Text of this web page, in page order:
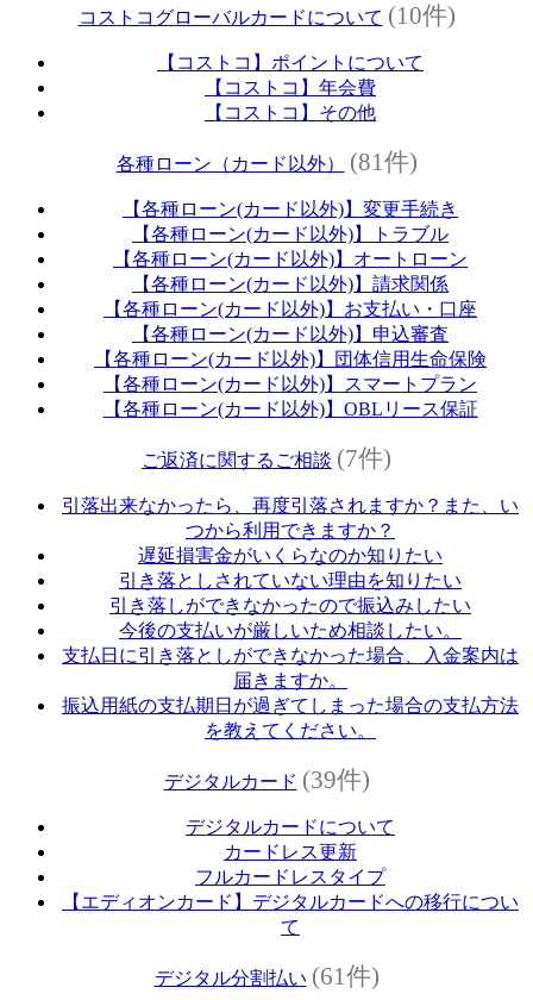
コストコグローバルカードについて (10件)
【コストコ】ポイントについて
【コストコ】年会費
【コストコ】その他
各種ローン（カード以外） (81件)
【各種ローン(カード以外)】変更手続き
【各種ローン(カード以外)】トラブル
【各種ローン(カード以外)】オートローン
【各種ローン(カード以外)】請求関係
【各種ローン(カード以外)】お支払い・口座
【各種ローン(カード以外)】申込審査
【各種ローン(カード以外)】団体信用生命保険
【各種ローン(カード以外)】スマートプラン
【各種ローン(カード以外)】OBLリース保証
ご返済に関するご相談 (7件)
引落出来なかったら、再度引落されますか？また、い
つから利用できますか？
遅延損害金がいくらなのか知りたい
引き落としされていない理由を知りたい
引き落しができなかったので振込みしたい
今後の支払いが厳しいため相談したい。
支払日に引き落としができなかった場合、入金案内は
届きますか。
振込用紙の支払期日が過ぎてしまった場合の支払方法
を教えてください。
デジタルカード (39件)
デジタルカードについて
カードレス更新
フルカードレスタイプ
【エディオンカード】デジタルカードへの移行につい
て
デジタル分割払い (61件)